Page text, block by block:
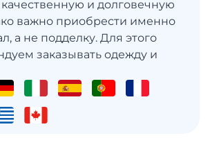
качественную и долговечную
важно приобрести именно
а не подделку. Для этого
заказывать одежду и